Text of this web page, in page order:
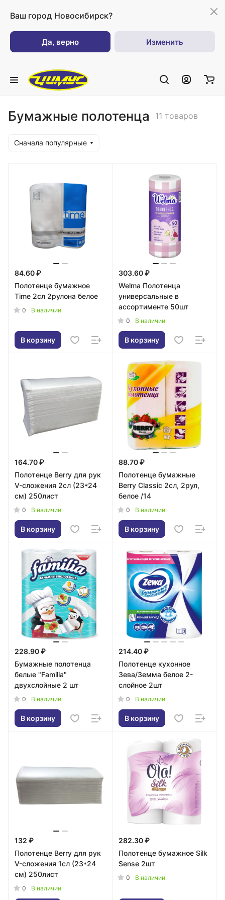
Ваш город Новосибирск?
Да, верно Изменить
Бумажные полотенца 11 товаров
Сначала популярные
84.60 ₽
Полотенце бумажное
Time 2сл 2рулона белое
0 В наличии
В корзину
303.60 ₽
Welma Полотенца
универсальные в
ассортименте 50шт
0 В наличии
В корзину
164.70 ₽
Полотенце Berry для рук
V-сложения 2сл (23*24
см) 250лист
0 В наличии
В корзину
88.70 ₽
Полотенце бумажные
Berry Classic 2сл, 2рул,
белое /14
0 В наличии
В корзину
228.90 ₽
Бумажные полотенца
белые "Familia"
двухслойные 2 шт
0 В наличии
В корзину
214.40 ₽
Полотенце кухонное
Зева/Земма белое 2-
слойное 2шт
0 В наличии
В корзину
132 ₽
Полотенце Berry для рук
V-сложения 1сл (23*24
см) 250лист
0 В наличии
282.30 ₽
Полотенце бумажное Silk
Sense 2шт
0 В наличии